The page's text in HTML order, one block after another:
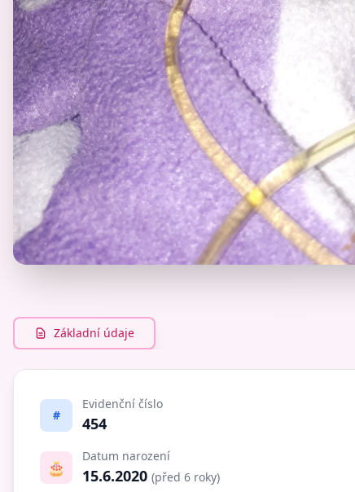
Základní údaje
#
Evidenční číslo
454
🎂
Datum narození
15.6.2020 (před 6 roky)